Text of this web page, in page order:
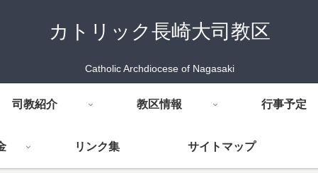
カトリック長崎大司教区
Catholic Archdiocese of Nagasaki
司教紹介 教区情報 行事予定
リンク集 サイトマップ